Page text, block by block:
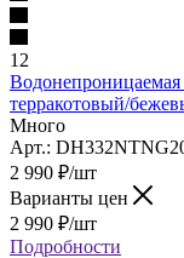
12
терракотовый/
Много
Арт.:
2 990 ₽/шт
Варианты цен
2 990 ₽/шт
Подробности